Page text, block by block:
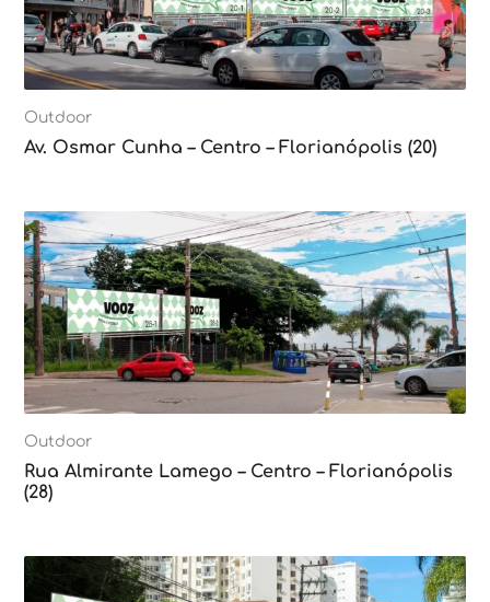
Outdoor
Av. Osmar Cunha – Centro – Florianópolis (20)
Outdoor
Rua Almirante Lamego – Centro – Florianópolis
(28)